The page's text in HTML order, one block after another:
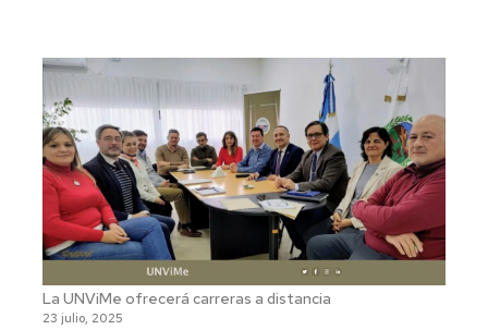
La UNViMe ofrecerá carreras a distancia
23 julio, 2025